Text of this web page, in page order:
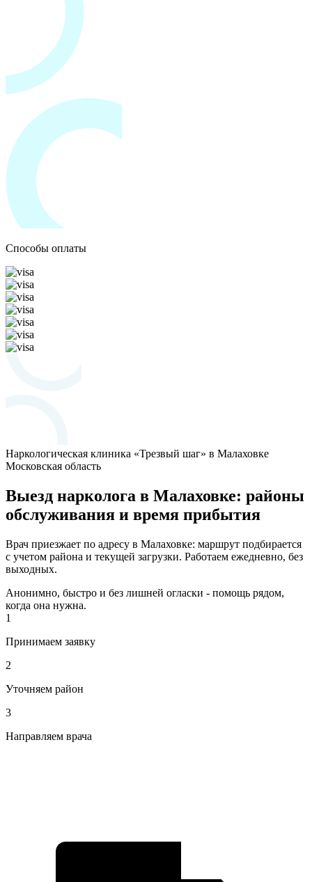
Способы оплаты
Наркологическая клиника «Трезвый шаг» в Малаховке
Московская область
Выезд нарколога в Малаховке: районы
обслуживания и время прибытия
Врач приезжает по адресу в Малаховке: маршрут подбирается
с учетом района и текущей загрузки. Работаем ежедневно, без
выходных.
Анонимно, быстро и без лишней огласки - помощь рядом,
когда она нужна.
1
Принимаем заявку
2
Уточняем район
3
Направляем врача